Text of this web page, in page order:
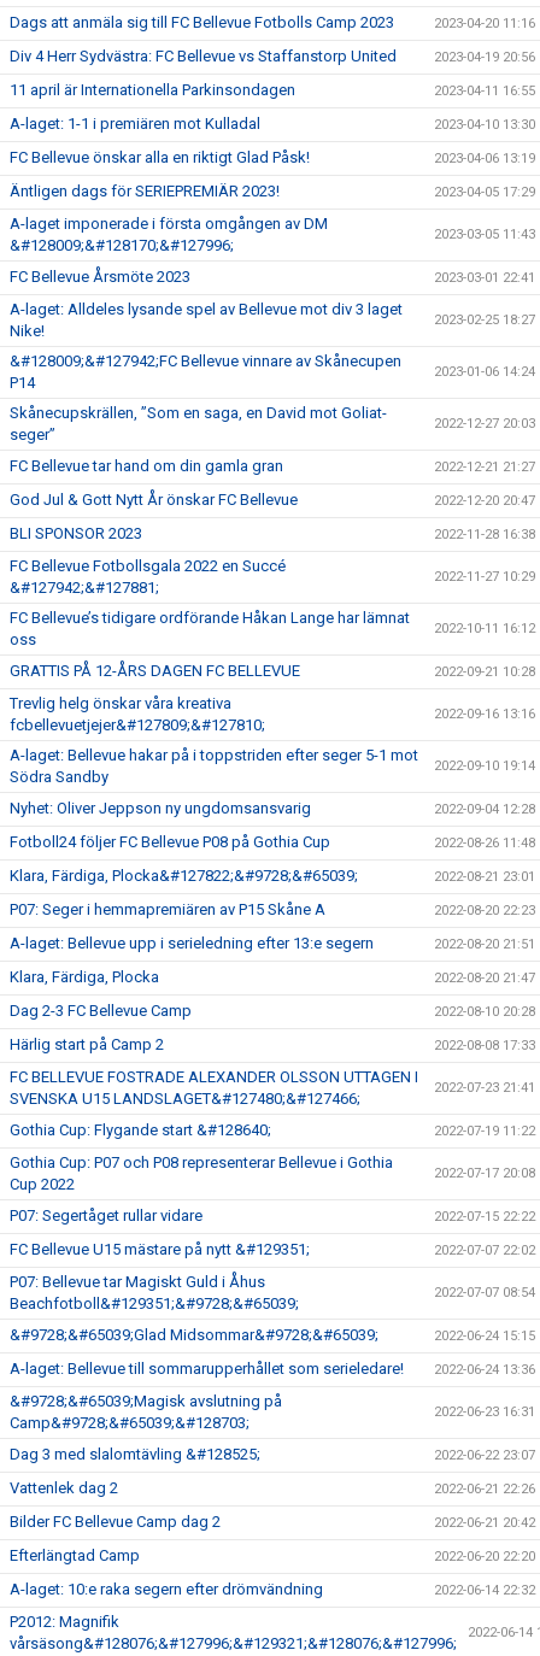
Dags att anmäla sig till FC Bellevue Fotbolls Camp 2023 2023-04-20 11:16
Div 4 Herr Sydvästra: FC Bellevue vs Staffanstorp United 2023-04-19 20:56
11 april är Internationella Parkinsondagen 2023-04-11 16:55
A-laget: 1-1 i premiären mot Kulladal 2023-04-10 13:30
FC Bellevue önskar alla en riktigt Glad Påsk! 2023-04-06 13:19
Äntligen dags för SERIEPREMIÄR 2023! 2023-04-05 17:29
A-laget imponerade i första omgången av DM
&#128009;&#128170;&#127996;
2023-03-05 11:43
FC Bellevue Årsmöte 2023 2023-03-01 22:41
A-laget: Alldeles lysande spel av Bellevue mot div 3 laget
Nike!
2023-02-25 18:27
&#128009;&#127942;FC Bellevue vinnare av Skånecupen
P14
2023-01-06 14:24
Skånecupskrällen, ”Som en saga, en David mot Goliat-
seger”
2022-12-27 20:03
FC Bellevue tar hand om din gamla gran 2022-12-21 21:27
God Jul & Gott Nytt År önskar FC Bellevue 2022-12-20 20:47
BLI SPONSOR 2023 2022-11-28 16:38
FC Bellevue Fotbollsgala 2022 en Succé
&#127942;&#127881;
2022-11-27 10:29
FC Bellevue’s tidigare ordförande Håkan Lange har lämnat
oss
2022-10-11 16:12
GRATTIS PÅ 12-ÅRS DAGEN FC BELLEVUE 2022-09-21 10:28
Trevlig helg önskar våra kreativa
fcbellevuetjejer&#127809;&#127810;
2022-09-16 13:16
A-laget: Bellevue hakar på i toppstriden efter seger 5-1 mot
Södra Sandby
2022-09-10 19:14
Nyhet: Oliver Jeppson ny ungdomsansvarig 2022-09-04 12:28
Fotboll24 följer FC Bellevue P08 på Gothia Cup 2022-08-26 11:48
Klara, Färdiga, Plocka&#127822;&#9728;&#65039; 2022-08-21 23:01
P07: Seger i hemmapremiären av P15 Skåne A 2022-08-20 22:23
A-laget: Bellevue upp i serieledning efter 13:e segern 2022-08-20 21:51
Klara, Färdiga, Plocka 2022-08-20 21:47
Dag 2-3 FC Bellevue Camp 2022-08-10 20:28
Härlig start på Camp 2 2022-08-08 17:33
FC BELLEVUE FOSTRADE ALEXANDER OLSSON UTTAGEN I
SVENSKA U15 LANDSLAGET&#127480;&#127466;
2022-07-23 21:41
Gothia Cup: Flygande start &#128640; 2022-07-19 11:22
Gothia Cup: P07 och P08 representerar Bellevue i Gothia
Cup 2022
2022-07-17 20:08
P07: Segertåget rullar vidare 2022-07-15 22:22
FC Bellevue U15 mästare på nytt &#129351; 2022-07-07 22:02
P07: Bellevue tar Magiskt Guld i Åhus
Beachfotboll&#129351;&#9728;&#65039;
2022-07-07 08:54
&#9728;&#65039;Glad Midsommar&#9728;&#65039; 2022-06-24 15:15
A-laget: Bellevue till sommarupperhållet som serieledare! 2022-06-24 13:36
&#9728;&#65039;Magisk avslutning på
Camp&#9728;&#65039;&#128703;
2022-06-23 16:31
Dag 3 med slalomtävling &#128525; 2022-06-22 23:07
Vattenlek dag 2 2022-06-21 22:26
Bilder FC Bellevue Camp dag 2 2022-06-21 20:42
Efterlängtad Camp 2022-06-20 22:20
A-laget: 10:e raka segern efter drömvändning 2022-06-14 22:32
P2012: Magnifik
vårsäsong&#128076;&#127996;&#129321;&#128076;&#127996;
2022-06-14